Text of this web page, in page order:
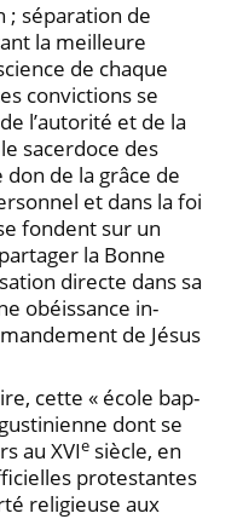
; séparation de
la meilleure
de chaque
convictions se
l’autorité et de la
sacerdoce des
de la grâce de
et dans la foi
fondent sur un
la Bonne
directe dans sa
obéissance in­
de Jésus
cette « école bap­
dont se
au XVIe siècle, en
protestantes
religieuse aux